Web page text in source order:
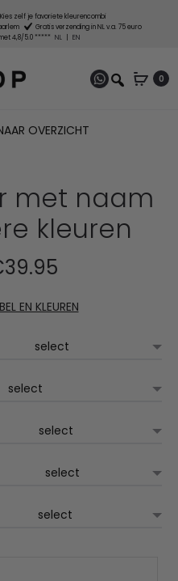
Kies zelf je favoriete kleurencombi
Gratis verzending in NL v.a. 75 euro
4,8/5.0 ***** NL EN
0
OVERZICHT
met naam
kleuren
€44.95.
39.95
prijs
is:
EN KLEUREN